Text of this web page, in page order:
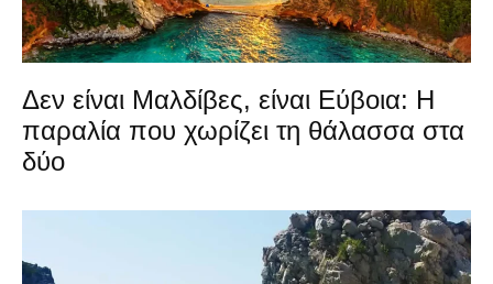
Δεν είναι Μαλδίβες, είναι Εύβοια: Η
παραλία που χωρίζει τη θάλασσα στα
δύο